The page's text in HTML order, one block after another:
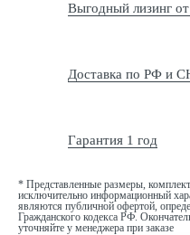
Выгодный лизинг
Доставка по РФ и
Гарантия 1 год
* Представленные размеры,
исключительно информационный
являются публичной офертой,
Гражданского кодекса РФ.
уточняйте у менеджера при заказе